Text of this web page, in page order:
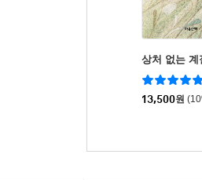
상처 없는 계
13,500원